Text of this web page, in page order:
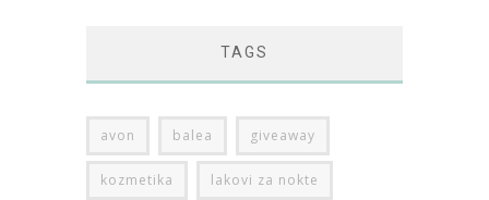
TAGS
avon balea giveaway
kozmetika lakovi za nokte